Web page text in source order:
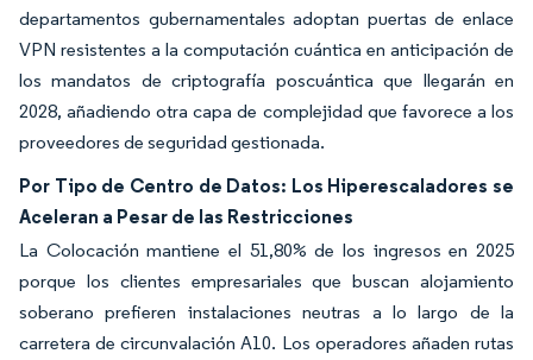
departamentos gubernamentales adoptan puertas de enlace
VPN resistentes a la computación cuántica en anticipación de
los mandatos de criptografía poscuántica que llegarán en
2028, añadiendo otra capa de complejidad que favorece a los
proveedores de seguridad gestionada.
Por Tipo de Centro de Datos: Los Hiperescaladores se
Aceleran a Pesar de las Restricciones
La Colocación mantiene el 51,80% de los ingresos en 2025
porque los clientes empresariales que buscan alojamiento
soberano prefieren instalaciones neutras a lo largo de la
carretera de circunvalación A10. Los operadores añaden rutas